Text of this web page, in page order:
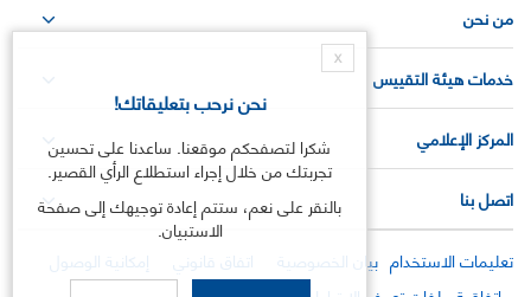
من نحن
خدمات هيئة التقييس
المركز الإعلامي
اتصل بنا
تعليمات الاستخدام بيان الخصوصية اتفاق قانوني
إمكانية الوصول
X
نحن نرحب بتعليقاتك!
شكرا لتصفحكم موقعنا. ساعدنا على تحسين
تجربتك من خلال إجراء استطلاع الرأي القصير.
بالنقر على نعم، ستتم إعادة توجيهك إلى صفحة
الاستبيان.